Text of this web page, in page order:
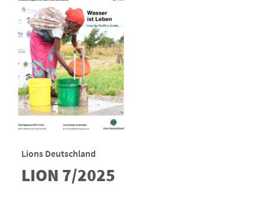
Lions Deutschland
LION 7/2025